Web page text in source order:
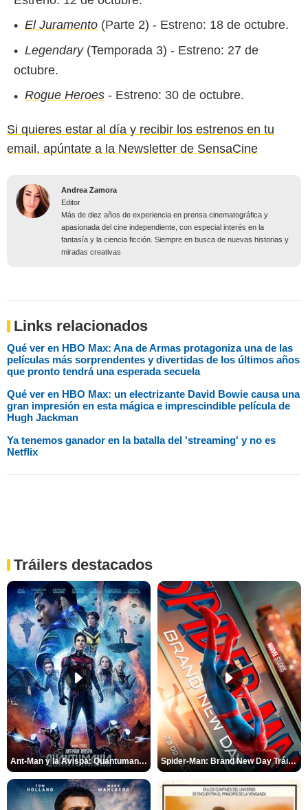
El Juramento (Parte 2) - Estreno: 18 de octubre.
Legendary(Temporada 3) - Estreno: 27 de
octubre.
Rogue Heroes - Estreno: 30 de octubre.
Si quieres estar al día y recibir los estrenos en tu
email, apúntate a la Newsletter de SensaCine
Andrea Zamora
Editor
Más de diez años de experiencia en prensa cinematográfica y
apasionada del cine independiente, con especial interés en la
fantasía y la ciencia ficción. Siempre en busca de nuevas historias y
miradas creativas
Links relacionados
Qué ver en HBO Max: Ana de Armas protagoniza una de las
películas más sorprendentes y divertidas de los últimos años
que pronto tendrá una esperada secuela
Qué ver en HBO Max: un electrizante David Bowie causa una
gran impresión en esta mágica e imprescindible película de
Hugh Jackman
Ya tenemos ganador en la batalla del 'streaming' y no es
Netflix
Tráilers destacados
Ant-Man y la Avispa: Quantumanía Tráiler (2) Spider-Man: Brand New Day Tráiler (3)